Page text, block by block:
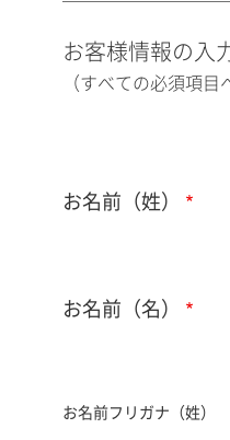
お客様情報の入
（すべての必須項目
お名前（姓）
お名前（名）
お名前フリガナ（姓）